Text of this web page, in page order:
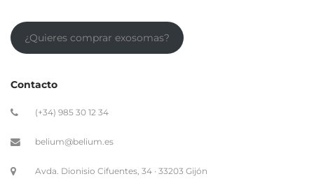
(+34) 985 30 12 34
Proteccion de datos